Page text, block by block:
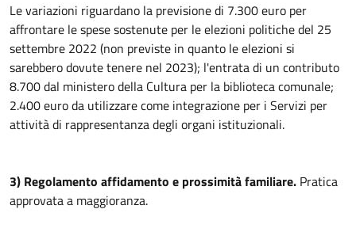
Le variazioni riguardano la previsione di 7.300 euro per
affrontare le spese sostenute per le elezioni politiche del 25
settembre 2022 (non previste in quanto le elezioni si
sarebbero dovute tenere nel 2023); l'entrata di un contributo
8.700 dal ministero della Cultura per la biblioteca comunale;
2.400 euro da utilizzare come integrazione per i Servizi per
attività di rappresentanza degli organi istituzionali.
3) Regolamento affidamento e prossimità familiare. Pratica
approvata a maggioranza.